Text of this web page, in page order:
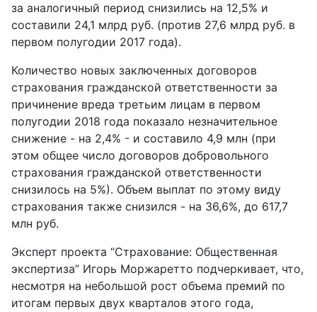
за аналогичный период снизились на 12,5% и
составили 24,1 млрд руб. (против 27,6 млрд руб. в
первом полугодии 2017 года).
Количество новых заключенных договоров
страхования гражданской ответственности за
причинение вреда третьим лицам в первом
полугодии 2018 года показало незначительное
снижение - на 2,4% - и составило 4,9 млн (при
этом общее число договоров добровольного
страхования гражданской ответственности
снизилось на 5%). Объем выплат по этому виду
страхования также снизился - на 36,6%, до 617,7
млн руб.
Эксперт проекта “Страхование: Общественная
экспертиза” Игорь Моржаретто подчеркивает, что,
несмотря на небольшой рост объема премий по
итогам первых двух кварталов этого года,